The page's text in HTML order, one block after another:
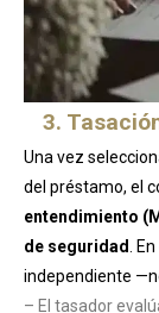
3.
Una vez
del préstamo, el
entendimiento
de seguridad
.
independiente
– El tasador